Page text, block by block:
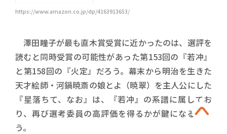
https://www.amazon.co.jp/dp/4163913653/
澤田瞳子が最も直木賞受賞に近かったのは、選評を
読むと同時受賞の可能性があった第153回の『若冲』
と第158回の『火定』だろう。幕末から明治を生きた
天才絵師・河鍋暁斎の娘とよ（暁翠）を主人公にした
『星落ちて、なお』は、『若冲』の系譜に属してお
り、再び選考委員の高評価を得るかが鍵になるだろ
う。